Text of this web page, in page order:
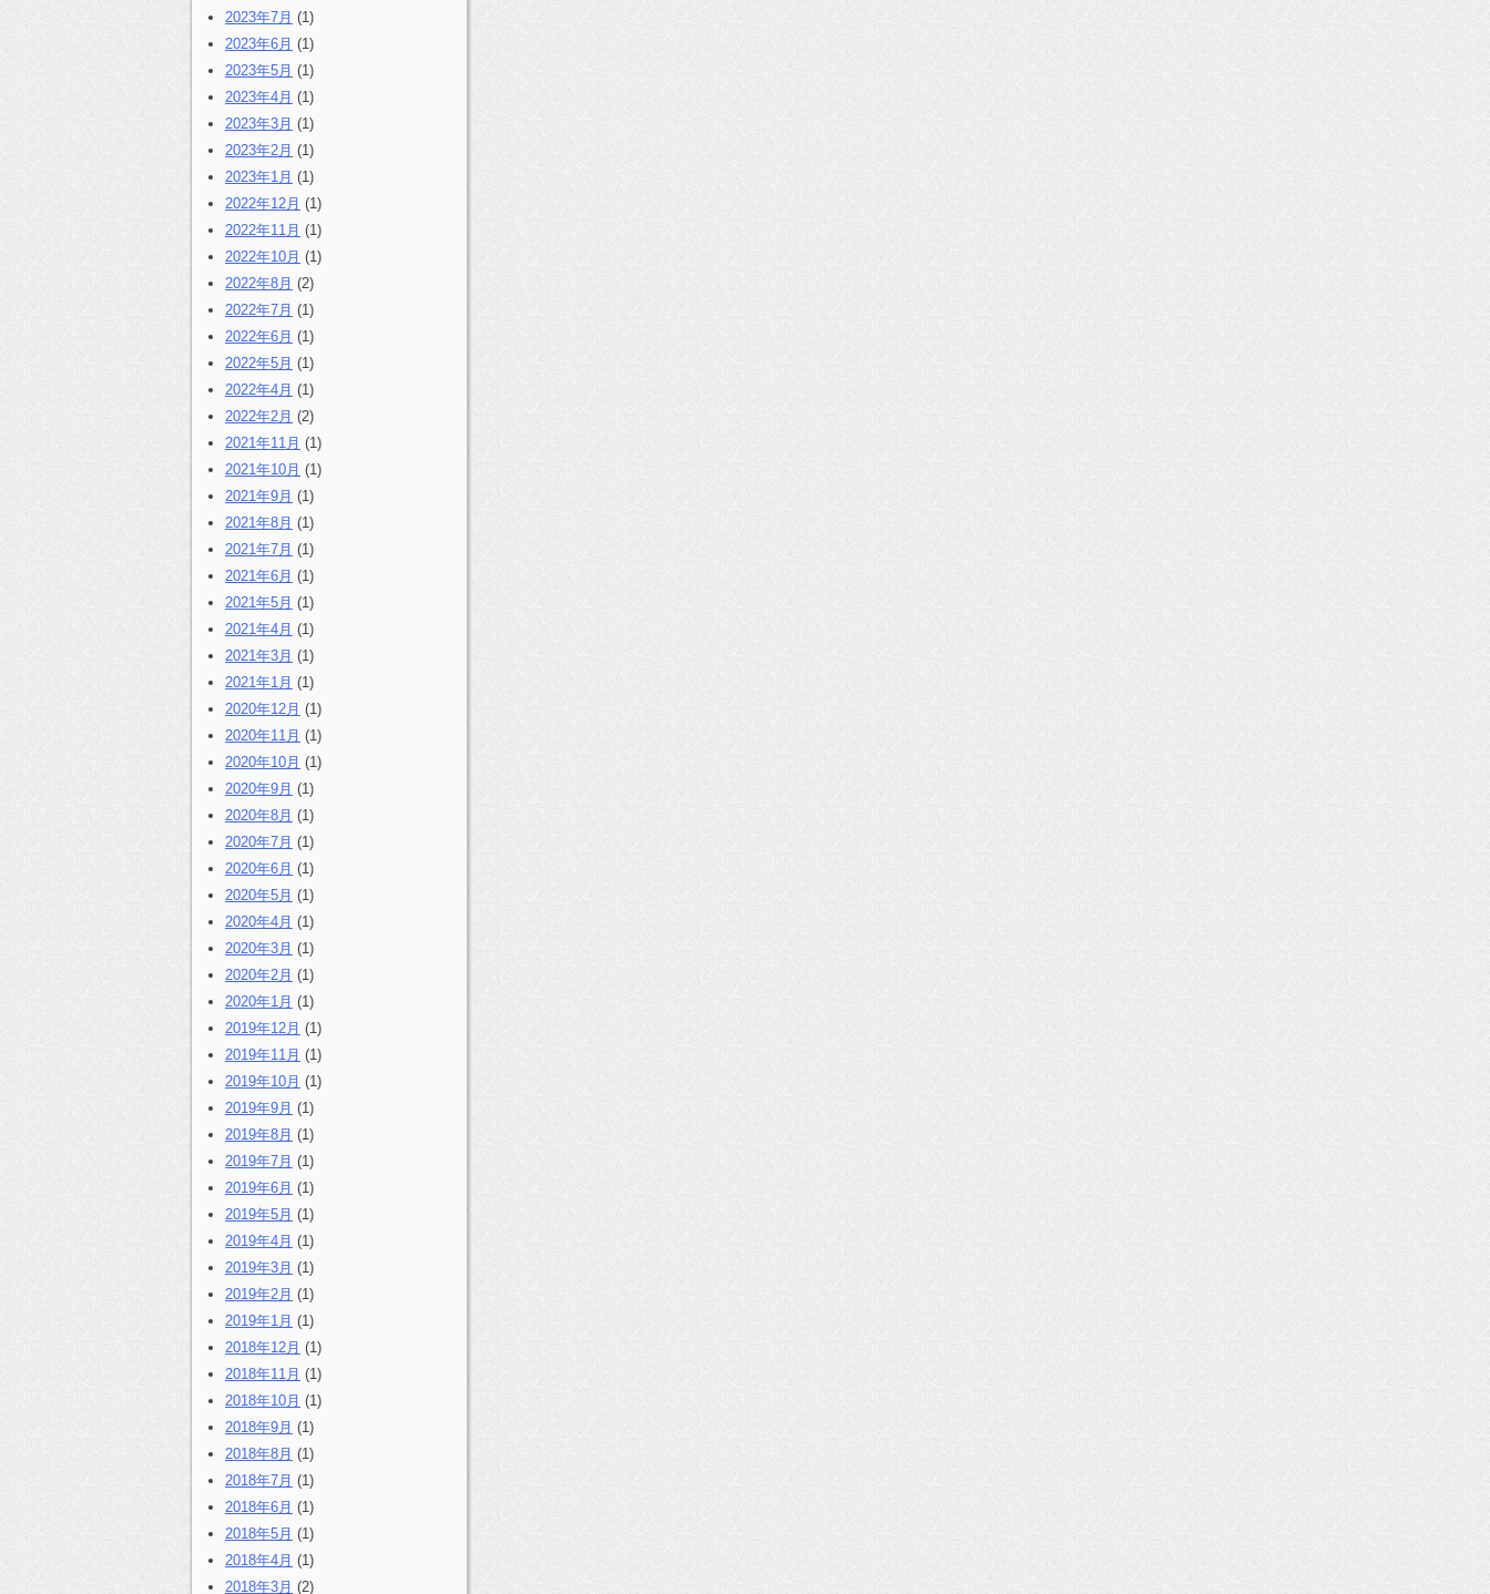
2023年7月 (1)
2023年6月 (1)
2023年5月 (1)
2023年4月 (1)
2023年3月 (1)
2023年2月 (1)
2023年1月 (1)
2022年12月 (1)
2022年11月 (1)
2022年10月 (1)
2022年8月 (2)
2022年7月 (1)
2022年6月 (1)
2022年5月 (1)
2022年4月 (1)
2022年2月 (2)
2021年11月 (1)
2021年10月 (1)
2021年9月 (1)
2021年8月 (1)
2021年7月 (1)
2021年6月 (1)
2021年5月 (1)
2021年4月 (1)
2021年3月 (1)
2021年1月 (1)
2020年12月 (1)
2020年11月 (1)
2020年10月 (1)
2020年9月 (1)
2020年8月 (1)
2020年7月 (1)
2020年6月 (1)
2020年5月 (1)
2020年4月 (1)
2020年3月 (1)
2020年2月 (1)
2020年1月 (1)
2019年12月 (1)
2019年11月 (1)
2019年10月 (1)
2019年9月 (1)
2019年8月 (1)
2019年7月 (1)
2019年6月 (1)
2019年5月 (1)
2019年4月 (1)
2019年3月 (1)
2019年2月 (1)
2019年1月 (1)
2018年12月 (1)
2018年11月 (1)
2018年10月 (1)
2018年9月 (1)
2018年8月 (1)
2018年7月 (1)
2018年6月 (1)
2018年5月 (1)
2018年4月 (1)
2018年3月 (2)